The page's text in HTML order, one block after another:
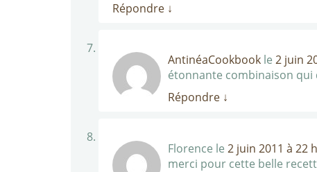
Répondre ↓
AntinéaCookbook le 2 juin
étonnante combinaison qui
Répondre ↓
Florence le 2 juin 2011 à 22
merci pour cette belle